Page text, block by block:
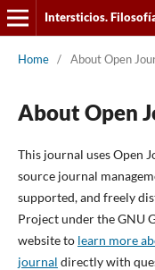
Intersticios.
Home / About Open
About Open
This journal uses Open
source journal
supported, and freely
Project under the GNU
website to learn more
journal directly with